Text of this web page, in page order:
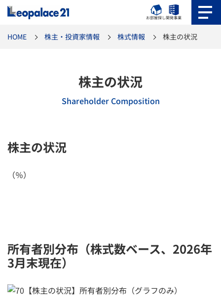
お部屋探し開発事業
HOME 株主・投資家情報 株式情報 株主の状況
株主の状況
Shareholder Composition
株主の状況
（％）
所有者別分布（株式数ベース、2026年
3月末現在）